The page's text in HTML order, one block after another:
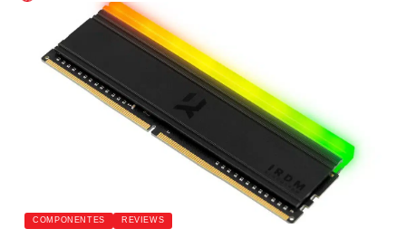
COMPONENTES REVIEWS